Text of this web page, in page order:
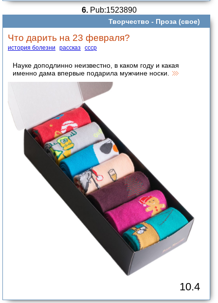
6.Pub:1523890
Творчество - Проза (свое)
Что дарить на 23 февраля?
история болезни рассказ ссср
Науке доподлинно неизвестно, в каком году и какая
именно дама впервые подарила мужчине носки.
10.4